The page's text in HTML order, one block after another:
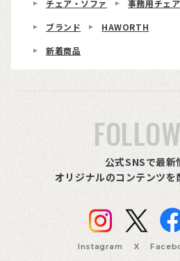
チェア・ソファ
事務用チェ
ブランド
HAWORTH
新着商品
公式SNSで最新
オリジナルのコンテンツを
Instagram X